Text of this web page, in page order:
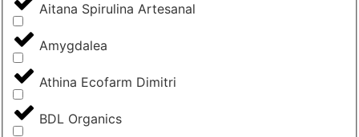
Aitana Spirulina Artesanal
Amygdalea
Athina Ecofarm Dimitri
BDL Organics